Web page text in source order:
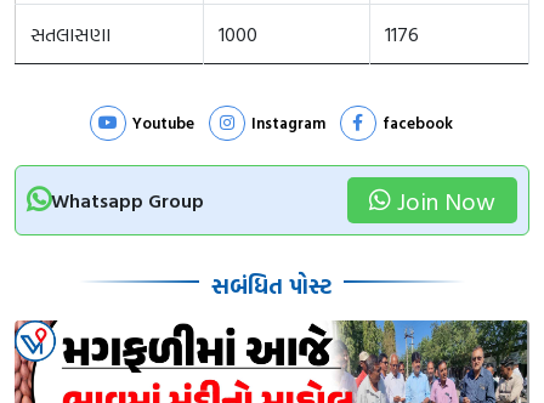
સતલાસણા 1000 1176
Youtube Instagram facebook
Whatsapp Group Join Now
સબંધિત પોસ્ટ